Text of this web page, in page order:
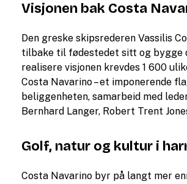
Visjonen bak Costa
Den greske skipsrederen Vassilis
tilbake til fødestedet sitt og bygge
realisere visjonen krevdes 1 600
Costa Navarino – et imponerende
beliggenheten, samarbeid med
Bernhard Langer, Robert Trent
Golf, natur og kultur i
Costa Navarino byr på langt mer